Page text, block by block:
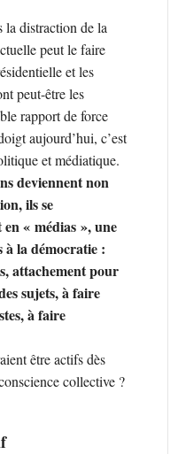
la distraction de la
peut le faire
et les
peut-être les
rapport de force
aujourd’hui, c’est
et médiatique.
deviennent non
ils se
« médias », une
à la démocratie :
attachement pour
sujets, à faire
à faire
être actifs dès
collective ?